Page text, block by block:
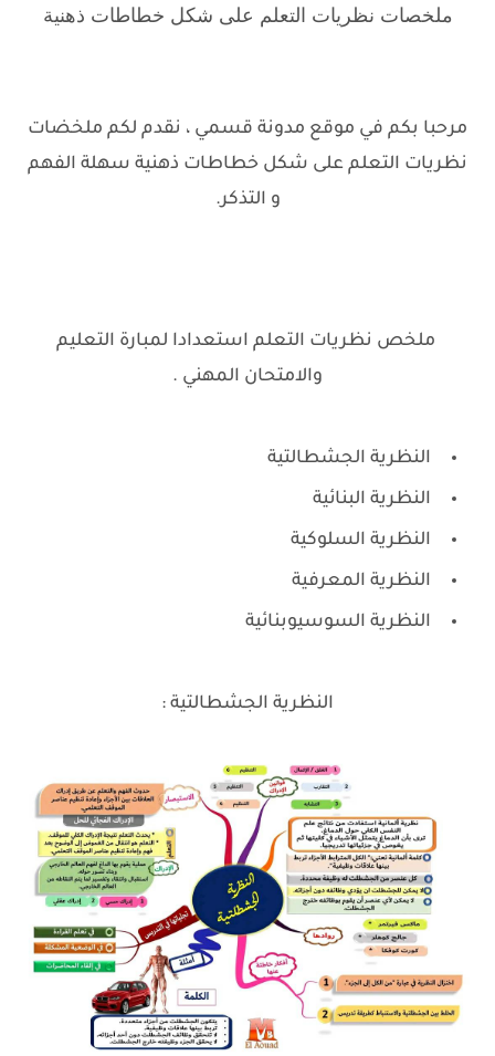
ملخصات نظريات التعلم على شكل خطاطات ذهنية
مرحبا بكم في موقع مدونة قسمي ، نقدم لكم ملخضات
نظريات التعلم على شكل خطاطات ذهنية سهلة الفهم
و التذكر.
ملخص نظريات التعلم استعدادا لمبارة التعليم
والامتحان المهني .
النظرية الجشطالتية
النظرية البنائية
النظرية السلوكية
النظرية المعرفية
النظرية السوسيوبنائية
النظرية الجشطالتية :